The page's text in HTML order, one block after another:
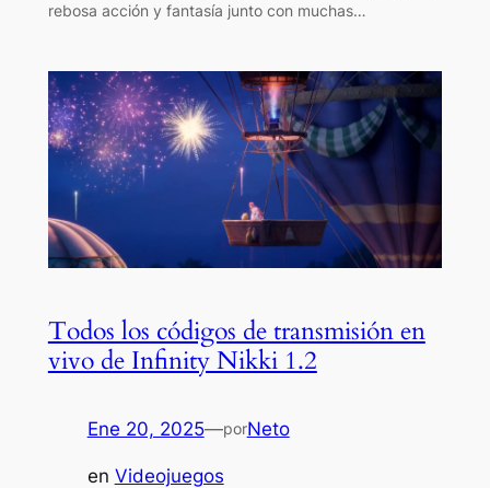
rebosa acción y fantasía junto con muchas…
Todos los códigos de transmisión en
vivo de Infinity Nikki 1.2
Ene 20, 2025—porNeto
en Videojuegos